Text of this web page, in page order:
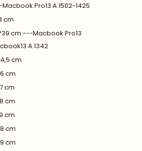
Pro13 A.1502-1425
cm
cm ---Macbook Pro13
A.1342
cm
cm
cm
cm
cm
cm
cm